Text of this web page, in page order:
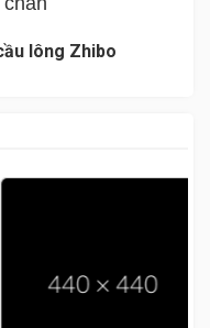
lông Zhibo